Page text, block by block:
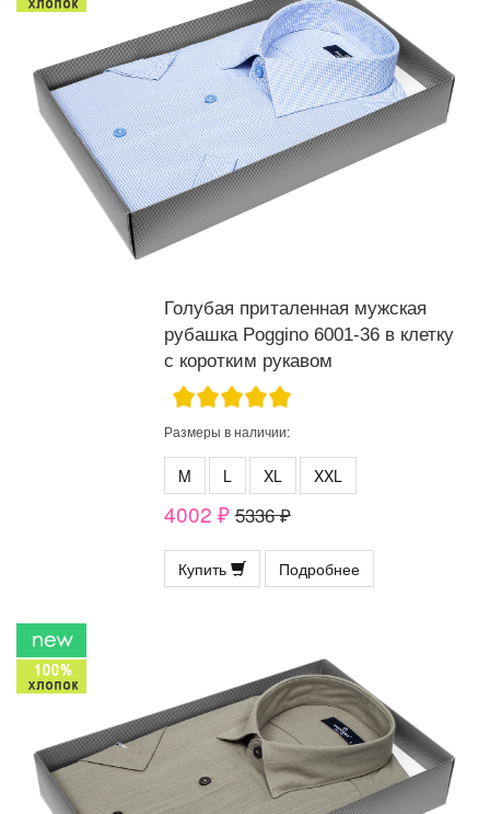
Голубая приталенная мужская
рубашка Poggino 6001-36 в клетку
с коротким рукавом
Размеры в наличии:
M L XL XXL
4002 ₽ 5336 ₽
Купить Подробнее